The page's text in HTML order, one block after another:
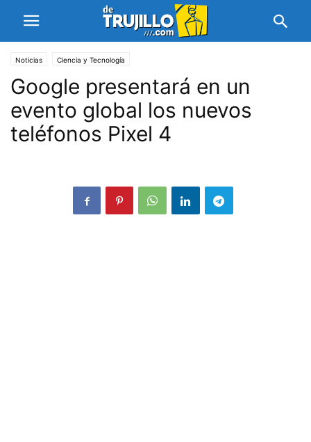
Noticias Ciencia y Tecnología
Google presentará en un
evento global los nuevos
teléfonos Pixel 4